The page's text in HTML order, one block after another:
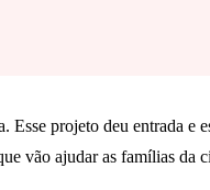
projeto deu entrada
vão ajudar as famílias